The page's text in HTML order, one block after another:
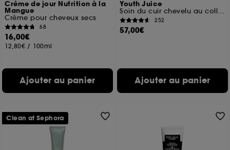
Crème de jour Nutrition à la
Mangue
Crème pour cheveux secs
68
16,00€
12,80€ / 100ml
Ajouter au panier
Youth Juice
Soin du cuir chevelu au collagène
252
57,00€
Ajouter au panier
Clean at Sephora